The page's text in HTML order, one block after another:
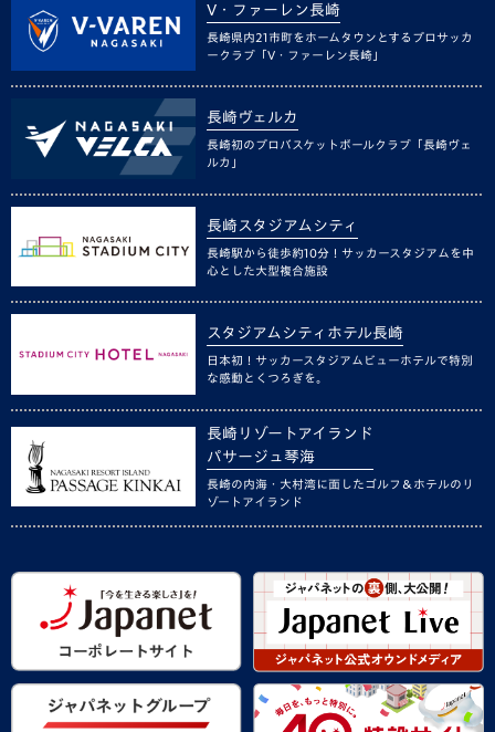
V・ファーレン長崎
長崎県内21市町をホームタウンとするプロサッカ
ークラブ「V・ファーレン長崎」
長崎ヴェルカ
長崎初のプロバスケットボールクラブ「長崎ヴェ
ルカ」
長崎スタジアムシティ
長崎駅から徒歩約10分！サッカースタジアムを中
心とした大型複合施設
スタジアムシティホテル長崎
日本初！サッカースタジアムビューホテルで特別
な感動とくつろぎを。
長崎リゾートアイランド
パサージュ琴海
長崎の内海・大村湾に面したゴルフ＆ホテルのリ
ゾートアイランド